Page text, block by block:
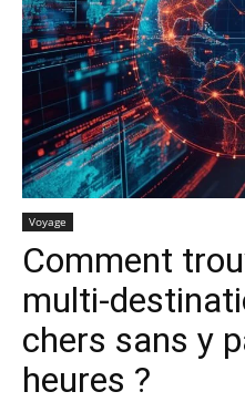
Voyage
Comment
multi-
chers sans y
heures ?